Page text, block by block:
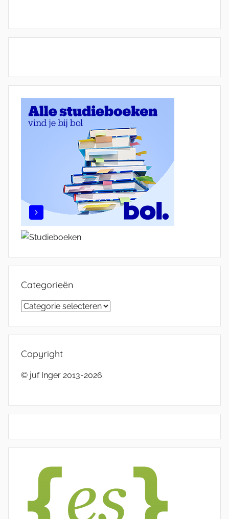
Categorieën
Categorieën
Copyright
© juf Inger 2013-2026